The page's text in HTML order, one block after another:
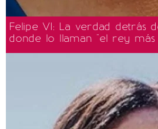
Felipe VI: La verdad detrás
donde lo llaman "el rey más